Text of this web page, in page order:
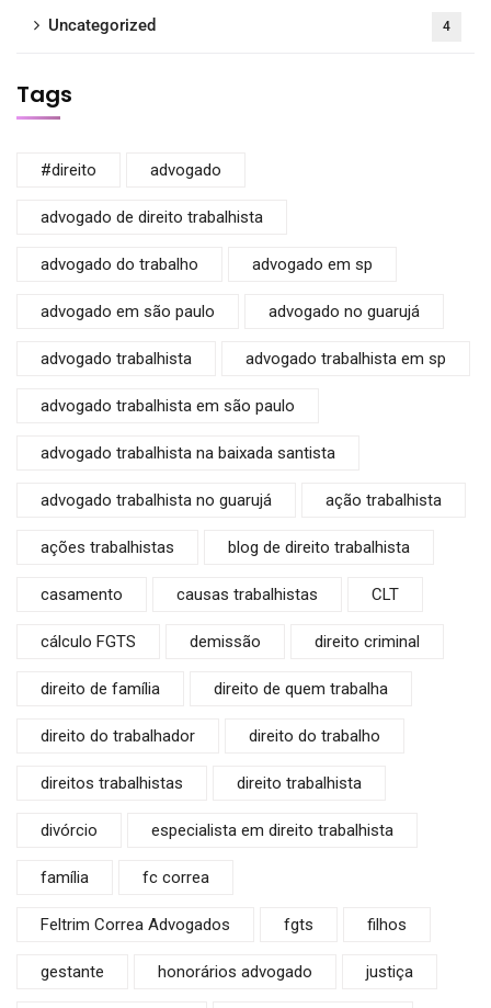
Uncategorized 4
Tags
#direito advogado
advogado de direito trabalhista
advogado do trabalho advogado em sp
advogado em são paulo advogado no guarujá
advogado trabalhista advogado trabalhista em sp
advogado trabalhista em são paulo
advogado trabalhista na baixada santista
advogado trabalhista no guarujá ação trabalhista
ações trabalhistas blog de direito trabalhista
casamento causas trabalhistas CLT
cálculo FGTS demissão direito criminal
direito de família direito de quem trabalha
direito do trabalhador direito do trabalho
direitos trabalhistas direito trabalhista
divórcio especialista em direito trabalhista
família fc correa
Feltrim Correa Advogados fgts filhos
gestante honorários advogado justiça